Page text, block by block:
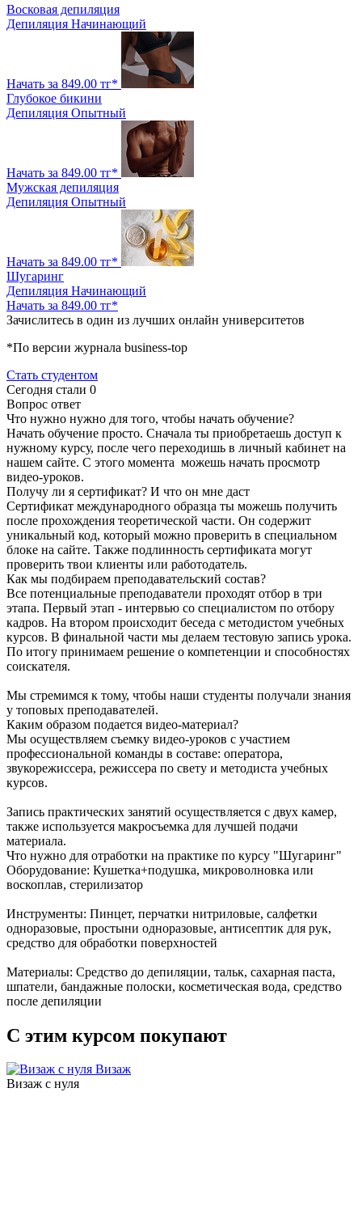
Восковая депиляция
Депиляция Начинающий
Начать за 849.00 тг*
Глубокое бикини
Депиляция Опытный
Начать за 849.00 тг*
Мужская депиляция
Депиляция Опытный
Начать за 849.00 тг*
Шугаринг
Депиляция Начинающий
Начать за 849.00 тг*
Зачислитесь в один из лучших онлайн университетов
*По версии журнала business-top
Стать студентом
Сегодня стали 0
Вопрос ответ
Что нужно нужно для того, чтобы начать обучение?
Начать обучение просто. Сначала ты приобретаешь доступ к
нужному курсу, после чего переходишь в личный кабинет на
нашем сайте. С этого момента можешь начать просмотр
видео-уроков.
Получу ли я сертификат? И что он мне даст
Сертификат международного образца ты можешь получить
после прохождения теоретической части. Он содержит
уникальный код, который можно проверить в специальном
блоке на сайте. Также подлинность сертификата могут
проверить твои клиенты или работодатель.
Как мы подбираем преподавательский состав?
Все потенциальные преподаватели проходят отбор в три
этапа. Первый этап - интервью со специалистом по отбору
кадров. На втором происходит беседа с методистом учебных
курсов. В финальной части мы делаем тестовую запись урока.
По итогу принимаем решение о компетенции и способностях
соискателя.
Мы стремимся к тому, чтобы наши студенты получали знания
у топовых преподавателей.
Каким образом подается видео-материал?
Мы осуществляем съемку видео-уроков с участием
профессиональной команды в составе: оператора,
звукорежиссера, режиссера по свету и методиста учебных
курсов.
Запись практических занятий осуществляется с двух камер,
также используется макросъемка для лучшей подачи
материала.
Что нужно для отработки на практике по курсу "Шугаринг"
Оборудование: Кушетка+подушка, микроволновка или
воскоплав, стерилизатор
Инструменты: Пинцет, перчатки нитриловые, салфетки
одноразовые, простыни одноразовые, антисептик для рук,
средство для обработки поверхностей
Материалы: Средство до депиляции, тальк, сахарная паста,
шпатели, бандажные полоски, косметическая вода, средство
после депиляции
С этим курсом покупают
Визаж
Визаж с нуля